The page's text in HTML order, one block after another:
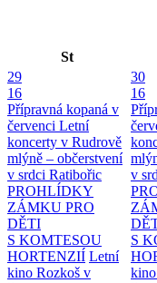
St
29
16
Přípravná kopaná v
červenci Letní
koncerty v Rudrově
mlýně – občerstvení
v srdci Ratibořic
PROHLÍDKY
ZÁMKU PRO
DĚTI
S KOMTESOU
HORTENZIÍ Letní
kino Rozkoš v
30
16
v
S